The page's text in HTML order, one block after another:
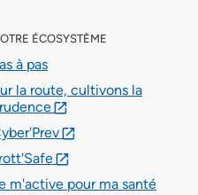
ÉCOSYSTÈME
à pas
la route, cultivons la
lien externe
lien externe
lien externe
m'active pour ma santé